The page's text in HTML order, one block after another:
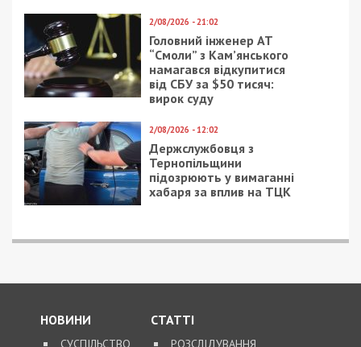
2/08/2026 - 21:02
Головний інженер АТ
“Смоли” з Кам’янського
намагався відкупитися
від СБУ за $50 тисяч:
вирок суду
2/08/2026 - 12:02
Держслужбовця з
Тернопільщини
підозрюють у вимаганні
хабаря за вплив на ТЦК
НОВИНИ
СУСПІЛЬСТВО
СТАТТІ
РОЗСЛІДУВАННЯ